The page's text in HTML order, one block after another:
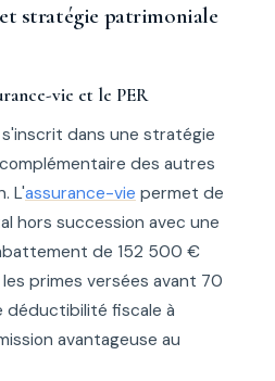
stratégie patrimoniale
vie et le PER
dans une stratégie
des autres
L'assurance-vie permet de
hors succession avec une
de 152 500 €
primes versées avant 70
déductibilité fiscale à
avantageuse au